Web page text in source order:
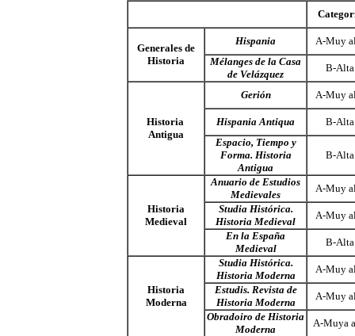
Generales de
Historia
Hispania
A-Muy
Mélanges de la Casa
de Velázquez
B-Alta
Historia
Antigua
Gerión A-Muy
Hispania Antiqua
B-Alta
Espacio, Tiempo y
Forma. Historia
Antigua
B-Alta
Historia
Medieval
Anuario de Estudios
Medievales
A-Muy
Studia Histórica.
Historia Medieval
A-Muy
En la España
Medieval
B-Alta
Historia
Moderna
Studia Histórica.
Historia Moderna
A-Muy
Estudis. Revista de
Historia Moderna
A-Muy
Obradoiro de Historia
Moderna
A-Muya